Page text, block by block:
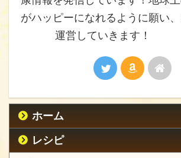
がハッピーになれるように願い
運営していきま
ホーム
レシピ